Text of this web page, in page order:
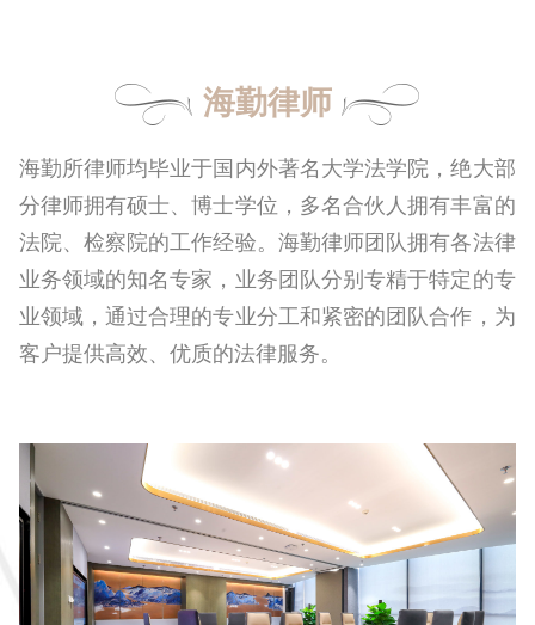
海勤律师
海勤所律师均毕业于国内外著名大学法学院，绝大部
分律师拥有硕士、博士学位，多名合伙人拥有丰富的
法院、检察院的工作经验。海勤律师团队拥有各法律
业务领域的知名专家，业务团队分别专精于特定的专
业领域，通过合理的专业分工和紧密的团队合作，为
客户提供高效、优质的法律服务。